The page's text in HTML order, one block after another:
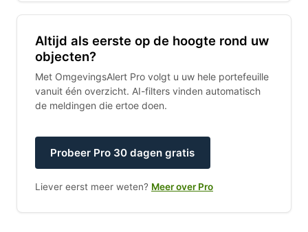
Altijd als eerste op de hoogte rond uw
objecten?
Met OmgevingsAlert Pro volgt u uw hele portefeuille
vanuit één overzicht. AI-filters vinden automatisch
de meldingen die ertoe doen.
Probeer Pro 30 dagen gratis
Liever eerst meer weten? Meer over Pro